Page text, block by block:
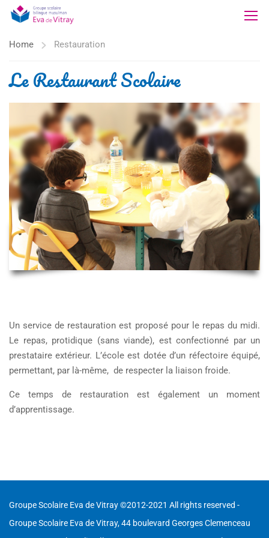
Home Restauration
Le Restaurant Scolaire
Un servicede restauration est proposé pour le repas du midi.
Le repas, protidique (sans viande), est confectionné par un
prestataire extérieur. L’école est dotée d’un réfectoire équipé,
permettant, par là-même, de respecter la liaison froide.
Ce temps de restauration est également un moment
d’apprentissage.
Groupe Scolaire Eva de Vitray ©2012-2021 All rights reserved -
Groupe Scolaire Eva de Vitray, 44 boulevard Georges Clemenceau